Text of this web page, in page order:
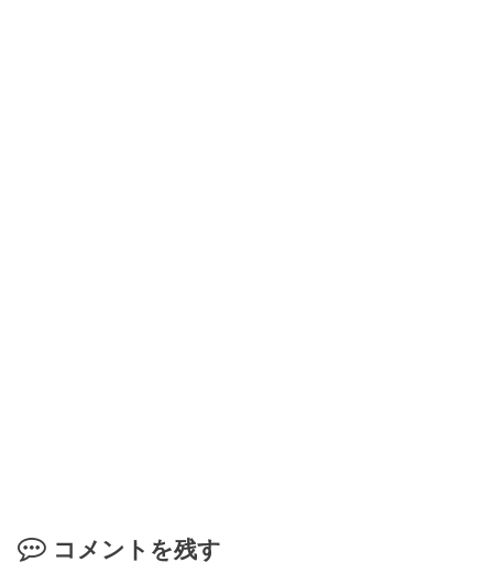
コメントを残す